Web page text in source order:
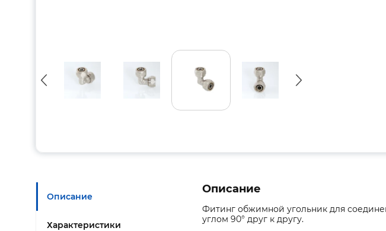
Описание
Характеристики
Описание
Фитинг обжимной угольник для
углом 90° друг к другу.